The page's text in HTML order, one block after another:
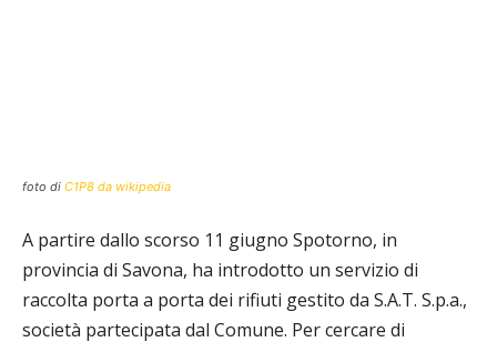
foto di C1P8 da wikipedia
A partire dallo scorso 11 giugno Spotorno, in
provincia di Savona, ha introdotto un servizio di
raccolta porta a porta dei rifiuti gestito da S.A.T. S.p.a.,
società partecipata dal Comune. Per cercare di